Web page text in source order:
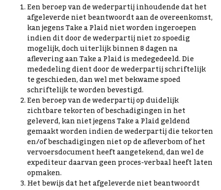
Een beroep van de wederpartij inhoudende dat het
afgeleverde niet beantwoordt aan de overeenkomst,
kan jegens Take a Plaid niet worden ingeroepen
indien dit door de wederpartij niet zo spoedig
mogelijk, doch uiterlijk binnen 8 dagen na
aflevering aan Take a Plaid is medegedeeld. Die
mededeling dient door de wederpartij schriftelijk
te geschieden, dan wel met bekwame spoed
schriftelijk te worden bevestigd.
Een beroep van de wederpartij op duidelijk
zichtbare tekorten of beschadigingen in het
geleverd, kan niet jegens Take a Plaid geldend
gemaakt worden indien de wederpartij die tekorten
en/of beschadigingen niet op de afleverbom of het
vervoersdocument heeft aangetekend, dan wel de
expediteur daarvan geen proces-verbaal heeft laten
opmaken.
Het bewijs dat het afgeleverde niet beantwoordt